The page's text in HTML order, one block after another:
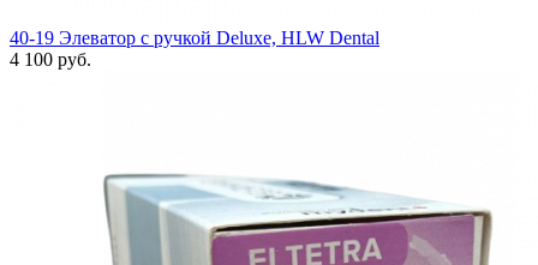
40-19 Элеватор с ручкой Deluxe, HLW Dental
4 100 руб.